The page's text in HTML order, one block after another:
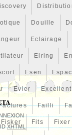
Douille
Eclairage
Elring
Esen
Evier Excellent
Failli
Fisker Fits Fixer
XHTML